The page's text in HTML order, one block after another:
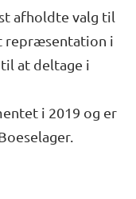
afholdte valg til
repræsentation i
at deltage i
i 2019 og er